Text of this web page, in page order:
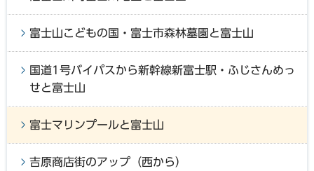
富士山こどもの国・富士市森林墓園と富士山
国道1号バイパスから新幹線新富士駅・ふじさんめっ
せと富士山
富士マリンプールと富士山
吉原商店街のアップ（西から）